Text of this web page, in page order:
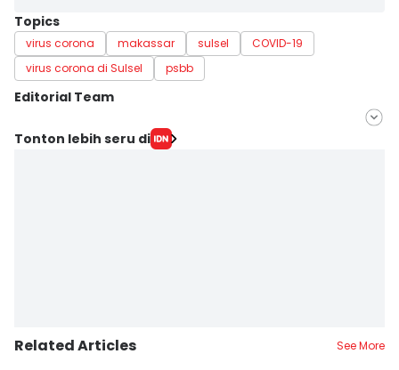
Topics
virus corona makassar sulsel
COVID-19
virus corona di Sulsel
psbb
Editorial Team
Editor
Tonton lebih seru di
Related Articles See More